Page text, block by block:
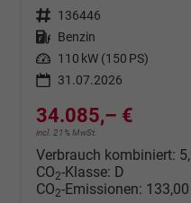
Fahrzeugnr. 136446
Kraftstoff Benzin
Leistung 110 kW (150 PS)
31.07.2026
34.085,– €
incl. 21% MwSt.
Verbrauch kombiniert:
CO2-Klasse: D
CO2-Emissionen: